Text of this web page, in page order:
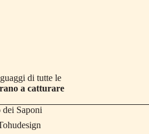
di tutte le
a catturare
Saponi